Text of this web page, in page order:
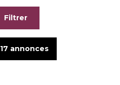
Filtrer
17 annonces